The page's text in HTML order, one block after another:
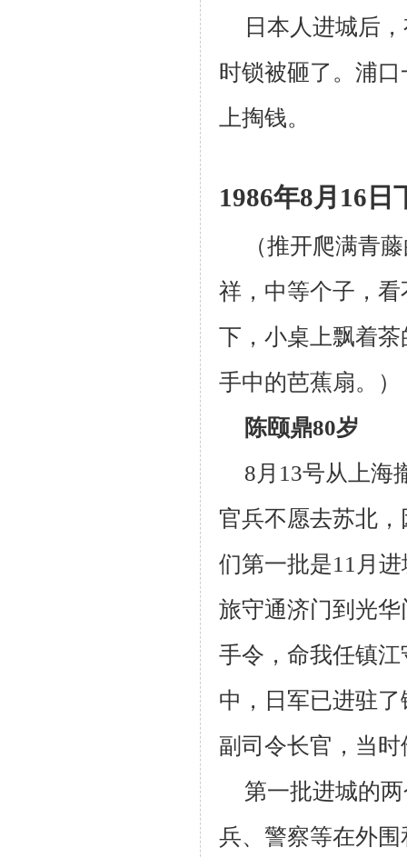
日本人进城后
时锁被砸了。浦
上掏钱。
1986年8月 16 日
（推开爬满青
祥，中等个子，
下，小桌上飘着
手中的芭蕉扇。）
陈颐鼎80岁
8月 13号从上海
官兵不愿去苏北
们第一批是11 月
旅守通济门到光
手令，命我任镇
中，日军已进驻
副司令长官，当
第一批进城的
兵、警察等在外